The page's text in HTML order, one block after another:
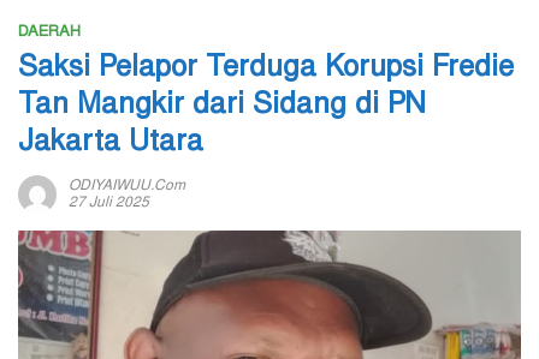
DAERAH
Saksi Pelapor Terduga Korupsi Fredie
Tan Mangkir dari Sidang di PN
Jakarta Utara
ODIYAIWUU.com
27 Juli 2025